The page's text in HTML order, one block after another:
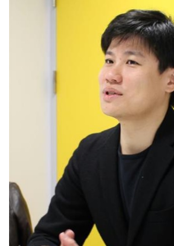
チームインタビュー02
お問い合わせ